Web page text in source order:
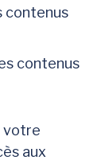
contenus
contenus
votre
aux